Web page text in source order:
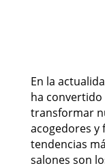
En la
ha
transformar
acogedores y
tendencias
salones son